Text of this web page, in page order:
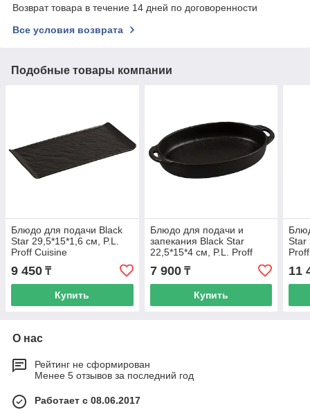
Возврат товара в течение 14 дней по договоренности
Все условия возврата
Подобные товары компании
Блюдо для подачи Black
Star 29,5*15*1,6 см, P.L.
Proff Cuisine
9 450 ₸
Купить
Блюдо для подачи и
запекания Black Star
22,5*15*4 см, P.L. Proff
7 900₸
Купить
Star
11
О нас
Рейтинг не сформирован
Менее 5 отзывов за последний год
Работает с 08.06.2017